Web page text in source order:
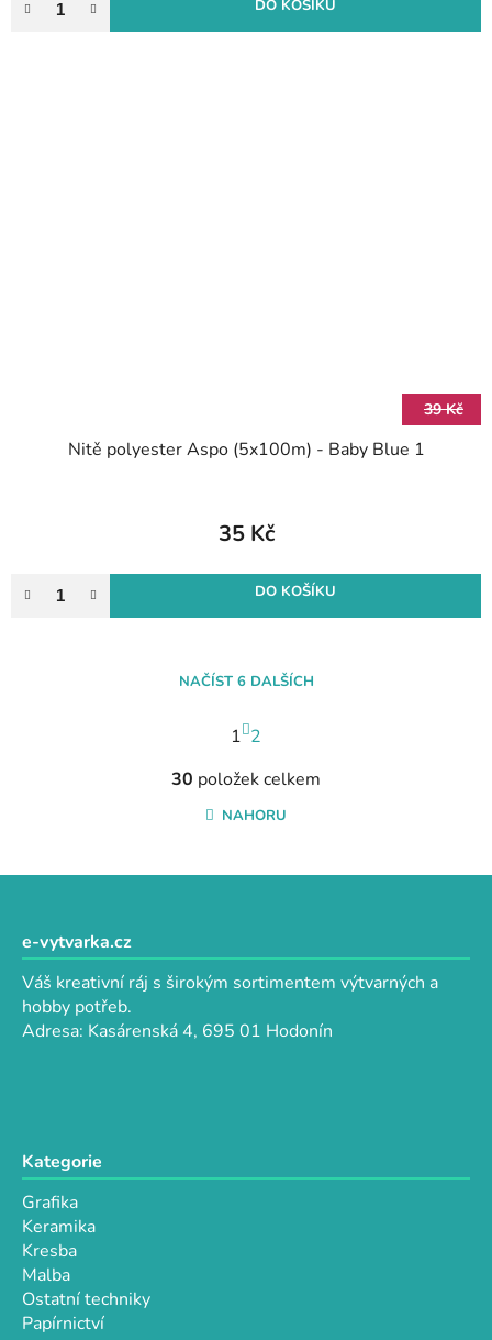
DO KOŠÍKU
39 Kč
Nitě polyester Aspo (5x100m) - Baby Blue 1
35 Kč
DO KOŠÍKU
v
l
a
p
r
k
s
NAČÍST 6 DALŠÍCH
t
á
k
á
1 2
30 položek celkem
NAHORU
e-vytvarka.cz
Váš kreativní ráj s širokým sortimentem výtvarných a
hobby potřeb.
Adresa: Kasárenská 4, 695 01 Hodonín
Kategorie
Grafika
Keramika
Kresba
Malba
Ostatní techniky
Papírnictví